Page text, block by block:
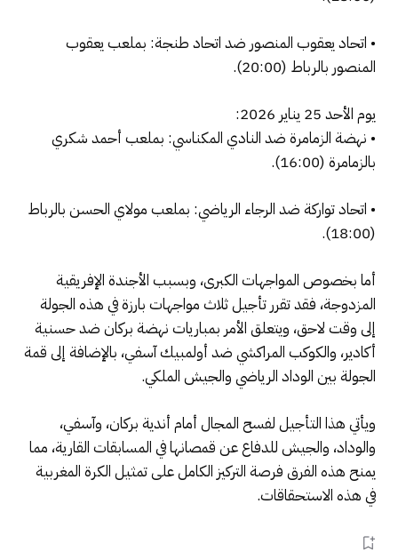
• اتحاد يعقوب المنصور ضد اتحاد طنجة: بملعب يعقوب
المنصور بالرباط (20:00).
يوم الأحد 25 يناير 2026:
• نهضة الزمامرة ضد النادي المكناسي: بملعب أحمد شكري
بالزمامرة (16:00).
• اتحاد تواركة ضد الرجاء الرياضي: بملعب مولاي الحسن بالرباط
(18:00).
أما بخصوص المواجهات الكبرى، وبسبب الأجندة الإفريقية
المزدوجة، فقد تقرر تأجيل ثلاث مواجهات بارزة في هذه الجولة
إلى وقت لاحق، ويتعلق الأمر بمباريات نهضة بركان ضد حسنية
أكادير، والكوكب المراكشي ضد أولمبيك آسفي، بالإضافة إلى قمة
الجولة بين الوداد الرياضي والجيش الملكي.
ويأتي هذا التأجيل لفسح المجال أمام أندية بركان، وآسفي،
والوداد، والجيش للدفاع عن قمصانها في المسابقات القارية، مما
يمنح هذه الفرق فرصة التركيز الكامل على تمثيل الكرة المغربية
في هذه الاستحقاقات.